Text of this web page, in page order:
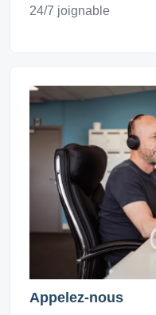
24/7 joignable
Appelez-nous